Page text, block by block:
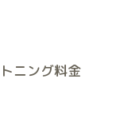
ニング料金